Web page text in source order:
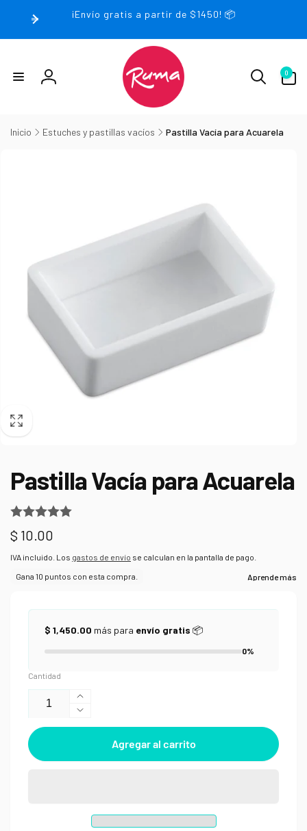
¡Envío gratis a partir de $1450! 📦
Iniciar
0
artículos
Inicio Estuches y pastillas vacíos Pastilla Vacía para Acuarela
Pastilla Vacía para Acuarela
Precio
habitual
$ 10.00
IVA incluido. Los gastos de envío se calculan en la pantalla de pago.
$ 1,450.00 más para envío gratis 📦
0%
Cantidad
Aumentar
cantidad
para
Pastilla
Vacía
Reducir
cantidad
Pastilla
Agregar al carrito